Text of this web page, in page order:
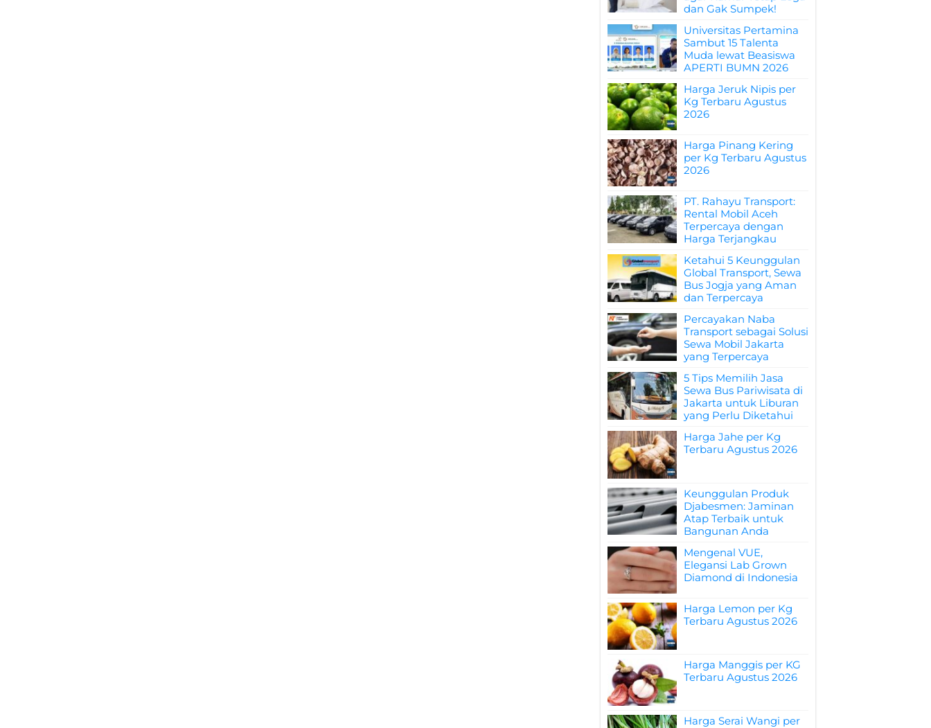
dan Gak Sumpek!
Universitas Pertamina
Sambut 15 Talenta
Muda lewat Beasiswa
APERTI BUMN 2026
Harga Jeruk Nipis per
Kg Terbaru Agustus
2026
Harga Pinang Kering
per Kg Terbaru Agustus
2026
PT. Rahayu Transport:
Rental Mobil Aceh
Terpercaya dengan
Harga Terjangkau
Ketahui 5 Keunggulan
Global Transport, Sewa
Bus Jogja yang Aman
dan Terpercaya
Percayakan Naba
Transport sebagai Solusi
Sewa Mobil Jakarta
yang Terpercaya
5 Tips Memilih Jasa
Sewa Bus Pariwisata di
Jakarta untuk Liburan
yang Perlu Diketahui
Harga Jahe per Kg
Terbaru Agustus 2026
Keunggulan Produk
Djabesmen: Jaminan
Atap Terbaik untuk
Bangunan Anda
Mengenal VUE,
Elegansi Lab Grown
Diamond di Indonesia
Harga Lemon per Kg
Terbaru Agustus 2026
Harga Manggis per KG
Terbaru Agustus 2026
Harga Serai Wangi per